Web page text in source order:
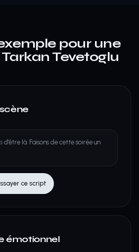
pour une
Tevetoglu
d'être là. Faisons de cette soirée un
ce script
émotionnel